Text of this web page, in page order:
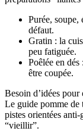
Purée, soupe,
défaut.
Gratin : la
peu fatiguée.
Poêlée en
être coupée.
Besoin d’idées pour
Le guide pomme de
pistes orientées
“vieillir”.